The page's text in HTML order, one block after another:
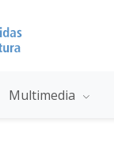
Multimedia